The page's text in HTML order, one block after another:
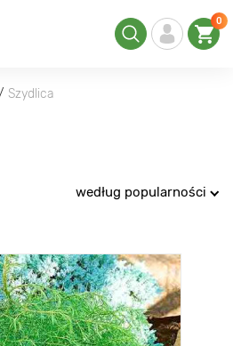
0
Szydlica
według popularności